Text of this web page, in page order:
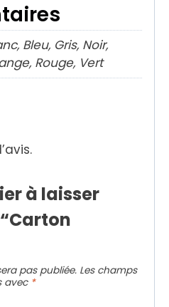
Bleu, Gris, Noir,
Rouge, Vert
à laisser
pas publiée. Les champs
avec *